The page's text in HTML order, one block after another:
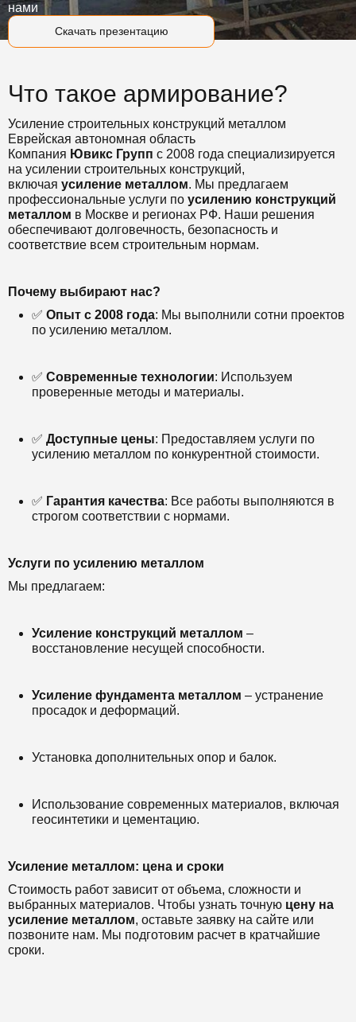
Скачать презентацию
нами
Что такое армирование?
Усиление строительных конструкций металлом
Еврейская автономная область
Компания Ювикс Групп с 2008 года специализируется
на усилении строительных конструкций,
включая усиление металлом. Мы предлагаем
профессиональные услуги по усилению конструкций
металлом в Москве и регионах РФ. Наши решения
обеспечивают долговечность, безопасность и
соответствие всем строительным нормам.
Почему выбирают нас?
✅ Опыт с 2008 года: Мы выполнили сотни проектов
по усилению металлом.
✅ Современные технологии: Используем
проверенные методы и материалы.
✅ Доступные цены: Предоставляем услуги по
усилению металлом по конкурентной стоимости.
✅ Гарантия качества: Все работы выполняются в
строгом соответствии с нормами.
Услуги по усилению металлом
Мы предлагаем:
Усиление конструкций металлом –
восстановление несущей способности.
Усиление фундамента металлом – устранение
просадок и деформаций.
Установка дополнительных опор и балок.
Использование современных материалов, включая
геосинтетики и цементацию.
Усиление металлом: цена и сроки
Стоимость работ зависит от объема, сложности и
выбранных материалов. Чтобы узнать точную цену на
усиление металлом, оставьте заявку на сайте или
позвоните нам. Мы подготовим расчет в кратчайшие
сроки.